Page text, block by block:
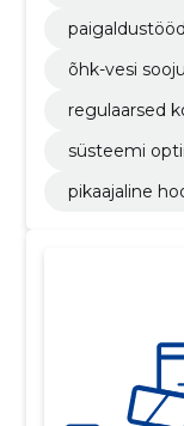
paigaldustööd
õhk-vesi
regulaarsed
süsteemi
pikaajaline